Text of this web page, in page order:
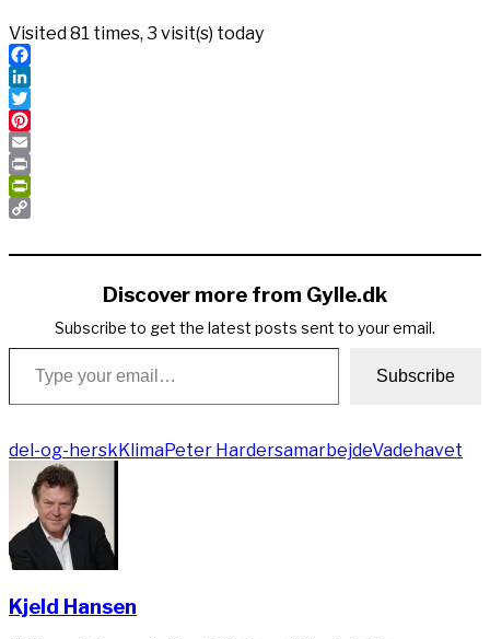
Visited 81 times, 3 visit(s) today
Facebook
LinkedIn
Twitter
Pinterest
Email
Print
PrintFriendly
Link
Discover more from Gylle.dk
Subscribe to get the latest posts sent to your email.
Type your email…
Subscribe
del-og-herskKlimaPeter HardersamarbejdeVadehavet
Kjeld Hansen